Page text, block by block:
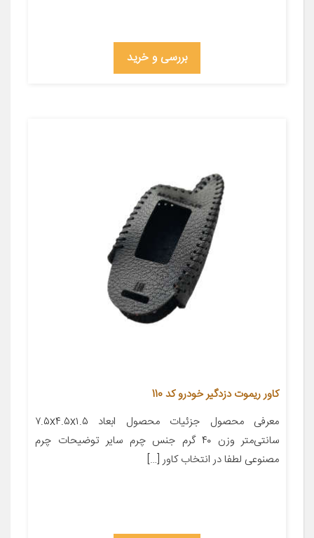
بررسی و خرید
کاور ریموت دزدگیر خودرو کد 110
معرفی محصول جزئیات محصول ابعاد ۷.۵x۴.۵x۱.۵
سانتی‌متر وزن ۴۰ گرم جنس چرم سایر توضیحات چرم
مصنوعی لطفا در انتخاب کاور […]